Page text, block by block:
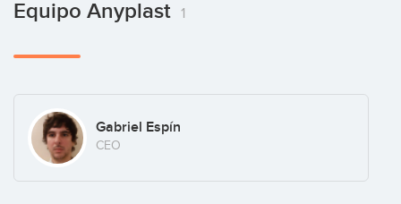
Equipo Anyplast 1
Gabriel Espín
CEO